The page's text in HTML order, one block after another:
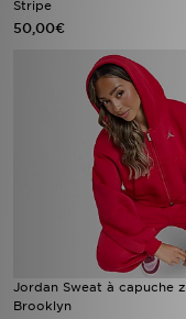
Stripe
50,00€
Jordan Sweat à capuche
Brooklyn